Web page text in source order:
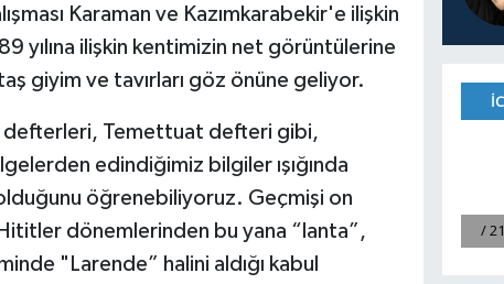
Karaman ve Kazımkarabekir'e ilişkin
yılına ilişkin kentimizin net görüntülerine
giyim ve tavırları göz önüne geliyor.
defterleri, Temettuat defteri gibi,
edindiğimiz bilgiler ışığında
olduğunu öğrenebiliyoruz. Geçmişi on
dönemlerinden bu yana “lanta”,
"Larende” halini aldığı kabul